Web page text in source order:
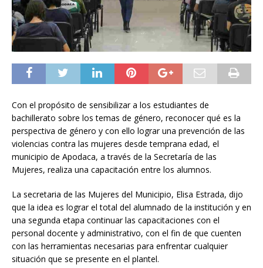
Con el propósito de sensibilizar a los estudiantes de
bachillerato sobre los temas de género, reconocer qué es la
perspectiva de género y con ello lograr una prevención de las
violencias contra las mujeres desde temprana edad, el
municipio de Apodaca, a través de la Secretaría de las
Mujeres, realiza una capacitación entre los alumnos.
La secretaria de las Mujeres del Municipio, Elisa Estrada, dijo
que la idea es lograr el total del alumnado de la institución y en
una segunda etapa continuar las capacitaciones con el
personal docente y administrativo, con el fin de que cuenten
con las herramientas necesarias para enfrentar cualquier
situación que se presente en el plantel.